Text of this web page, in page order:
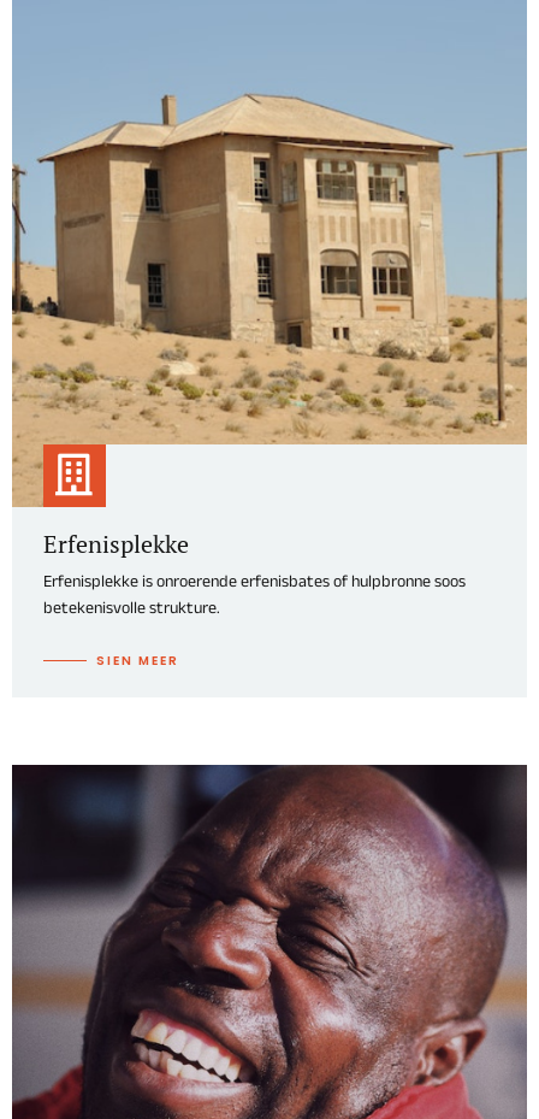
Erfenisplekke
Erfenisplekke is onroerende erfenisbates of hulpbronne soos
betekenisvolle strukture.
SIEN MEER